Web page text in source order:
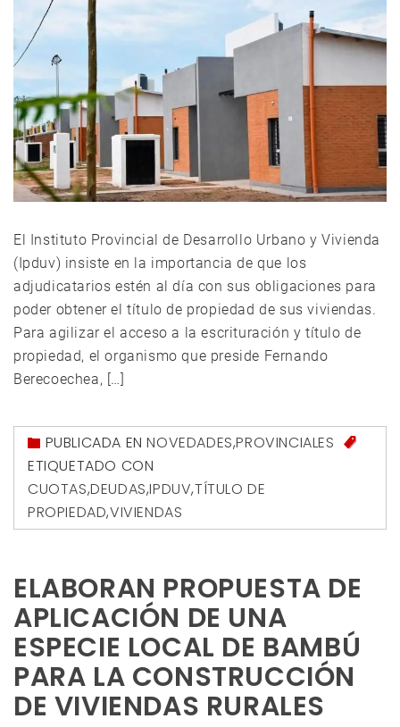
El Instituto Provincial de Desarrollo Urbano y Vivienda
(Ipduv) insiste en la importancia de que los
adjudicatarios estén al día con sus obligaciones para
poder obtener el título de propiedad de sus viviendas.
Para agilizar el acceso a la escrituración y título de
propiedad, el organismo que preside Fernando
Berecoechea, […]
PUBLICADA ENNOVEDADES,PROVINCIALES
ETIQUETADO CON
CUOTAS,DEUDAS,IPDUV,TÍTULO DE
PROPIEDAD,VIVIENDAS
ELABORAN PROPUESTA DE
APLICACIÓN DE UNA
ESPECIE LOCAL DE BAMBÚ
PARA LA CONSTRUCCIÓN
DE VIVIENDAS RURALES